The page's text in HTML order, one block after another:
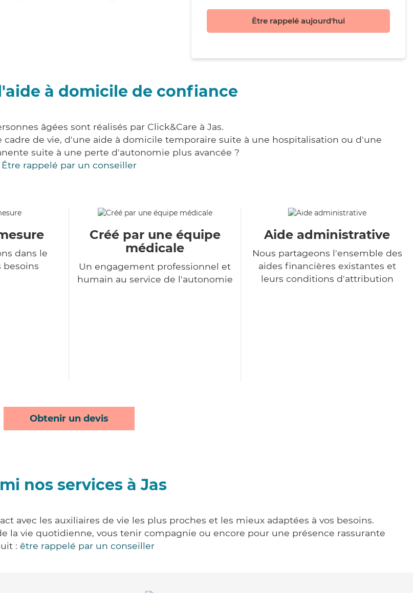
Être rappelé aujourd'hui
à domicile de confiance
âgées sont réalisés par Click&Care à Jas.
de vie, d'une aide à domicile temporaire suite à une hospitalisation ou d'une
suite à une perte d'autonomie plus avancée ?
Être rappelé par un conseiller
dans le
besoins
Créé par une équipe
médicale
Un engagement professionnel et
humain au service de l'autonomie
Aide administrative
Nous partageons l'ensemble des
aides financières existantes et
leurs conditions d'attribution
Obtenir un devis
nos services à Jas
avec les auxiliaires de vie les plus proches et les mieux adaptées à vos besoins.
la vie quotidienne, vous tenir compagnie ou encore pour une présence rassurante
: être rappelé par un conseiller